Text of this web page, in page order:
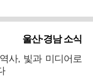
울산·경남 소식
사, 빛과 미디어로